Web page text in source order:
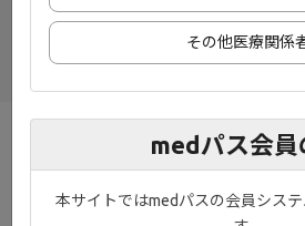
プラ
ご利用規約 お
その他医療関係
medパス会員
本サイトではmedパスの会員シス